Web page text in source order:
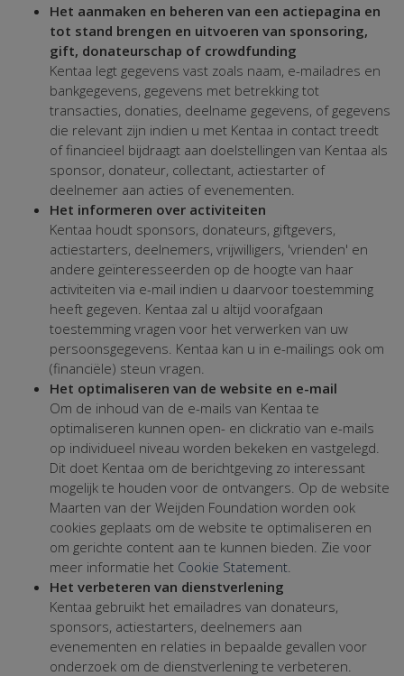
Het aanmaken en beheren van een actiepagina en
tot stand brengen en uitvoeren van sponsoring,
gift, donateurschap of crowdfunding
Kentaa legt gegevens vast zoals naam, e-mailadres en
bankgegevens, gegevens met betrekking tot
transacties, donaties, deelname gegevens, of gegevens
die relevant zijn indien u met Kentaa in contact treedt
of financieel bijdraagt aan doelstellingen van Kentaa als
sponsor, donateur, collectant, actiestarter of
deelnemer aan acties of evenementen.
Het informeren over activiteiten
Kentaa houdt sponsors, donateurs, giftgevers,
actiestarters, deelnemers, vrijwilligers, 'vrienden' en
andere geïnteresseerden op de hoogte van haar
activiteiten via e-mail indien u daarvoor toestemming
heeft gegeven. Kentaa zal u altijd voorafgaan
toestemming vragen voor het verwerken van uw
persoonsgegevens. Kentaa kan u in e-mailings ook om
(financiële) steun vragen.
Het optimaliseren van de website en e-mail
Om de inhoud van de e-mails van Kentaa te
optimaliseren kunnen open- en clickratio van e-mails
op individueel niveau worden bekeken en vastgelegd.
Dit doet Kentaa om de berichtgeving zo interessant
mogelijk te houden voor de ontvangers. Op de website
Maarten van der Weijden Foundation worden ook
cookies geplaats om de website te optimaliseren en
om gerichte content aan te kunnen bieden. Zie voor
meer informatie het Cookie Statement
Het verbeteren van dienstverlening
Kentaa gebruikt het emailadres van donateurs,
sponsors, actiestarters, deelnemers aan
evenementen en relaties in bepaalde gevallen voor
onderzoek om de dienstverlening te verbeteren.